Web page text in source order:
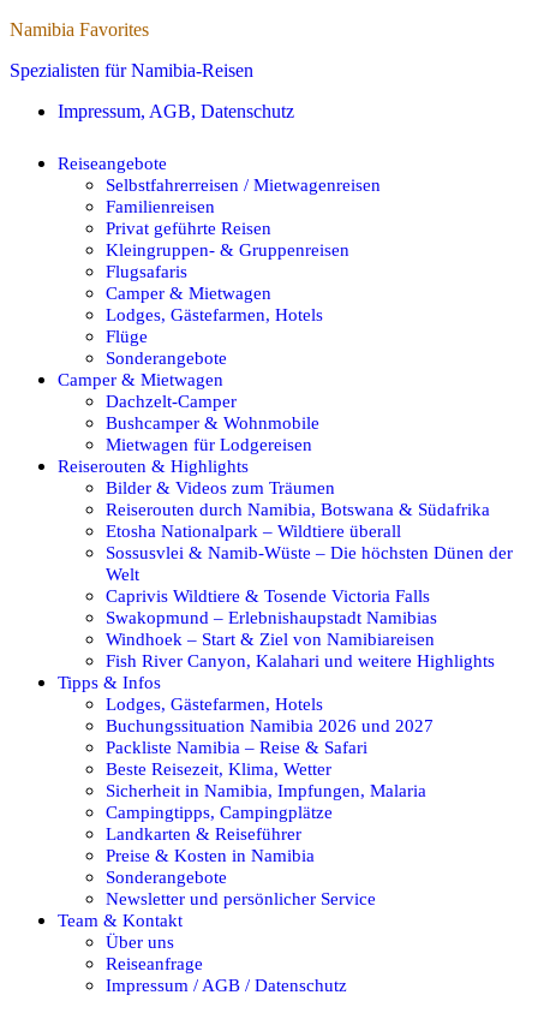
Namibia Favorites
Spezialisten für Namibia-Reisen
Impressum, AGB, Datenschutz
Reiseangebote
Selbstfahrerreisen / Mietwagenreisen
Familienreisen
Privat geführte Reisen
Kleingruppen- & Gruppenreisen
Flugsafaris
Camper & Mietwagen
Lodges, Gästefarmen, Hotels
Flüge
Sonderangebote
Camper & Mietwagen
Dachzelt-Camper
Bushcamper & Wohnmobile
Mietwagen für Lodgereisen
Reiserouten & Highlights
Bilder & Videos zum Träumen
Reiserouten durch Namibia, Botswana & Südafrika
Etosha Nationalpark – Wildtiere überall
Sossusvlei & Namib-Wüste – Die höchsten Dünen der
Welt
Caprivis Wildtiere & Tosende Victoria Falls
Swakopmund – Erlebnishaupstadt Namibias
Windhoek – Start & Ziel von Namibiareisen
Fish River Canyon, Kalahari und weitere Highlights
Tipps & Infos
Lodges, Gästefarmen, Hotels
Buchungssituation Namibia 2026 und 2027
Packliste Namibia – Reise & Safari
Beste Reisezeit, Klima, Wetter
Sicherheit in Namibia, Impfungen, Malaria
Campingtipps, Campingplätze
Landkarten & Reiseführer
Preise & Kosten in Namibia
Sonderangebote
Newsletter und persönlicher Service
Team & Kontakt
Über uns
Reiseanfrage
Impressum / AGB / Datenschutz